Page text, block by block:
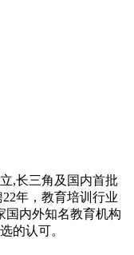
,长三角及国内首批
年，教育培训行业
国内外知名教育机构
的认可。